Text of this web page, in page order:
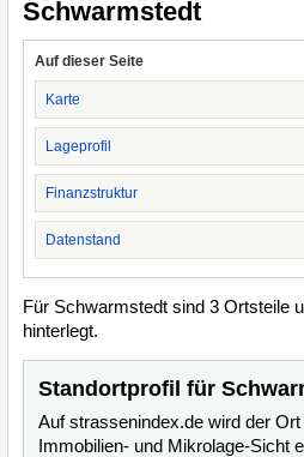
Schwarmstedt
Auf dieser Seite
Karte
Lageprofil
Finanzstruktur
Datenstand
Für Schwarmstedt sind 3 Ortsteile
hinterlegt.
Standortprofil für
Auf strassenindex.de wird der
Immobilien- und Mikrolage-Sicht